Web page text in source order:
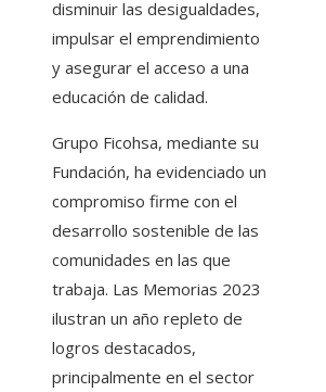
disminuir las desigualdades,
impulsar el emprendimiento
y asegurar el acceso a una
educación de calidad.
Grupo Ficohsa, mediante su
Fundación, ha evidenciado un
compromiso firme con el
desarrollo sostenible de las
comunidades en las que
trabaja. Las Memorias 2023
ilustran un año repleto de
logros destacados,
principalmente en el sector